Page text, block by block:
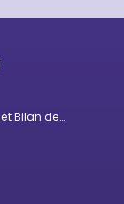
Bilan de